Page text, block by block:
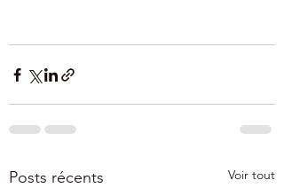
Posts récents Voir tout